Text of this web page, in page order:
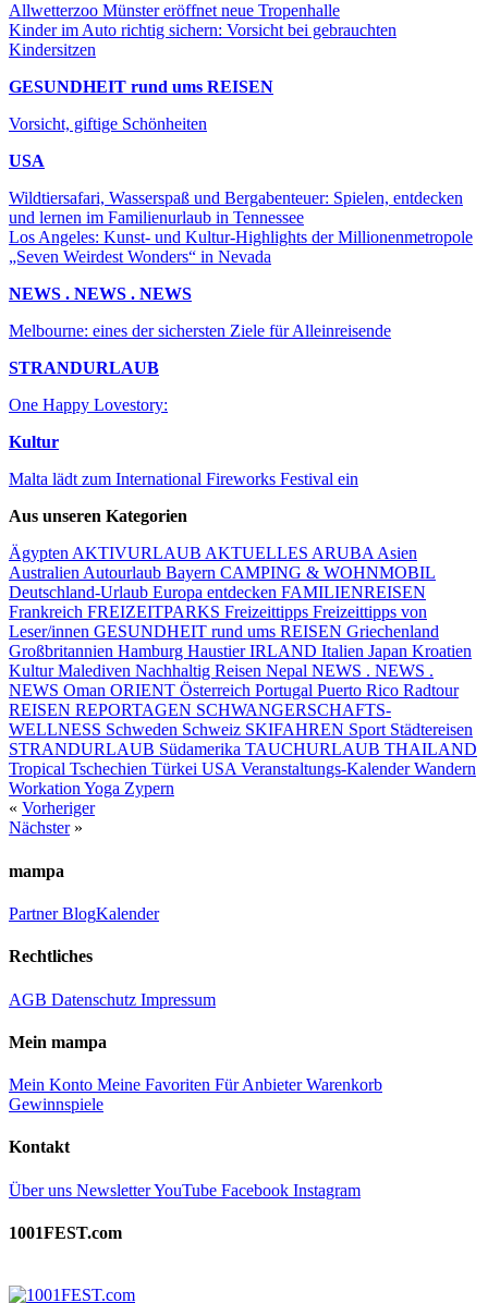
Allwetterzoo Münster eröffnet neue Tropenhalle
Kinder im Auto richtig sichern: Vorsicht bei gebrauchten
Kindersitzen
GESUNDHEIT rund ums REISEN
Vorsicht, giftige Schönheiten
USA
Wildtiersafari, Wasserspaß und Bergabenteuer: Spielen, entdecken
und lernen im Familienurlaub in Tennessee
Los Angeles: Kunst- und Kultur-Highlights der Millionenmetropole
„Seven Weirdest Wonders“ in Nevada
NEWS . NEWS . NEWS
Melbourne: eines der sichersten Ziele für Alleinreisende
STRANDURLAUB
One Happy Lovestory:
Kultur
Malta lädt zum International Fireworks Festival ein
Aus unseren Kategorien
ÄgyptenAKTIVURLAUB AKTUELLES ARUBAAsien
AustralienAutourlaub Bayern CAMPING & WOHNMOBIL
Deutschland-Urlaub Europa entdecken FAMILIENREISEN
Frankreich FREIZEITPARKS Freizeittipps Freizeittipps von
Leser/innen GESUNDHEIT rund ums REISEN Griechenland
Großbritannien Hamburg HaustierIRLAND Italien Japan Kroatien
KulturMalediven Nachhaltig Reisen Nepal NEWS . NEWS .
NEWS Oman ORIENT Österreich Portugal Puerto Rico Radtour
REISEN REPORTAGEN SCHWANGERSCHAFTS-
WELLNESS Schweden Schweiz SKIFAHREN Sport Städtereisen
STRANDURLAUB Südamerika TAUCHURLAUB THAILAND
Tropical Tschechien Türkei USAVeranstaltungs-KalenderWandern
WorkationYoga Zypern
« Vorheriger
Nächster»
mampa
PartnerBlogKalender
Rechtliches
AGB Datenschutz Impressum
Mein mampa
Mein Konto Meine Favoriten Für AnbieterWarenkorb
Gewinnspiele
Kontakt
Über uns NewsletterYouTube Facebook Instagram
1001FEST.com